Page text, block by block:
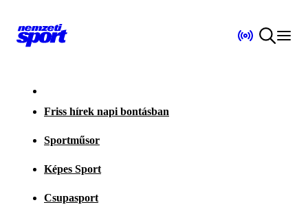
Friss hírek napi bontásban
Sportműsor
Képes Sport
Csupasport